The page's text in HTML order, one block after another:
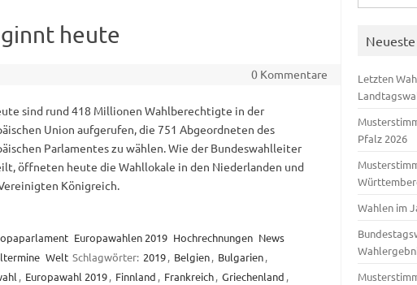
heute
0 Kommentare
sind rund 418 Millionen Wahlberechtigte in der
Union aufgerufen, die 751 Abgeordneten des
Parlamentes zu wählen. Wie der Bundeswahlleiter
öffneten heute die Wahllokale in den Niederlanden und
Königreich.
Europawahlen 2019 Hochrechnungen News
Welt Schlagwörter: 2019, Belgien, Bulgarien,
, Europawahl 2019, Finnland , Frankreich, Griechenland ,
nach:
Letzten
Pfalz 2026
Wahlen im